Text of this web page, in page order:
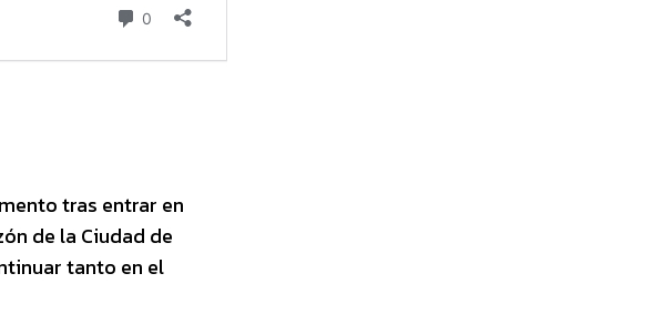
tras entrar en
de la Ciudad de
tanto en el